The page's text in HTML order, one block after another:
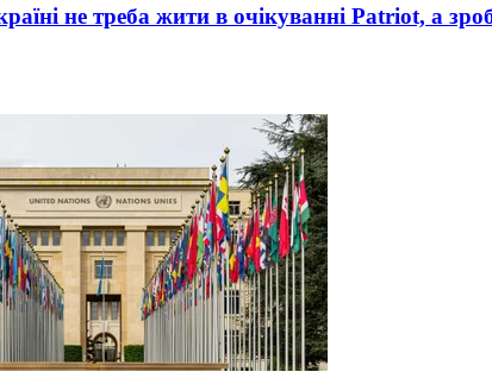
не треба жити в очікуванні Patriot, а